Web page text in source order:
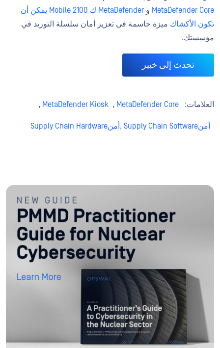
MetaDefender Core و
MetaDefender ك 2100 Mobile يمكن أن
تكون الأكشاك ميزة حاسمة في تعزيز أمان سلسلة التوريد في
مؤسستك.
تحدث إلى خبير
العلامات: MetaDefender Core
,
MetaDefender Kiosk
,
أمنSupply Chain Software , أمنSupply Chain Hardware